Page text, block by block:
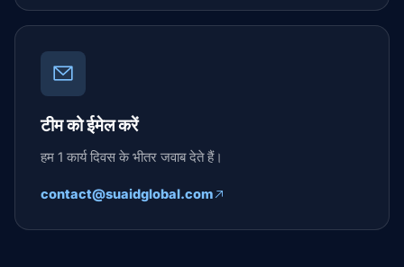
टीम को ईमेल करें
हम 1 कार्य दिवस के भीतर जवाब देते हैं।
contact@suaidglobal.com